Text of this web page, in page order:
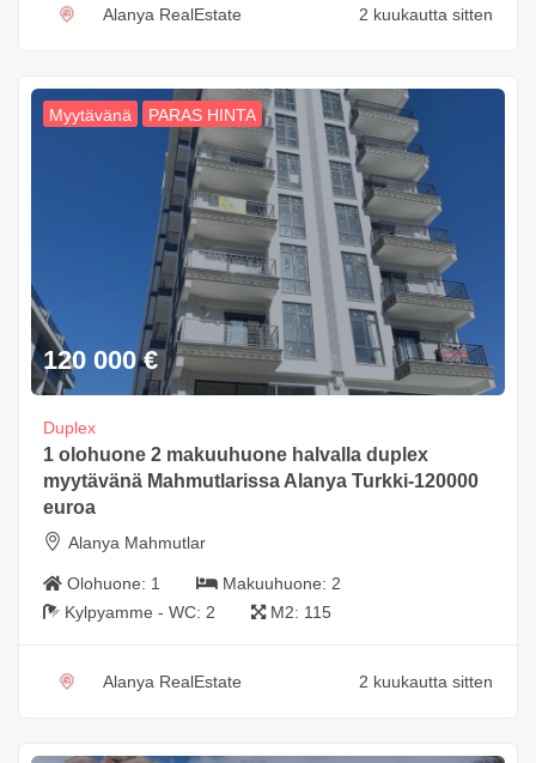
Alanya RealEstate 2 kuukautta sitten
Myytävänä PARAS HINTA
120 000 €
Duplex
1 olohuone 2 makuuhuone halvalla duplex
myytävänä Mahmutlarissa Alanya Turkki-120000
euroa
Alanya Mahmutlar
Olohuone: 1 Makuuhuone: 2
Kylpyamme - WC: 2 M2: 115
Alanya RealEstate 2 kuukautta sitten